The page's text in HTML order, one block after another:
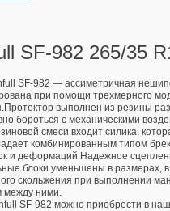
SF-982 265/35
SF-982 — ассиметричная
при помощи трехмерного
выполнен из резины
бороться с механическими
смеси входит силика,
комбинированным типом
и деформаций.Надежное
блоки уменьшены в размерах,
скольжения при выполнении
между ними.
SF-982 можно приобрести в